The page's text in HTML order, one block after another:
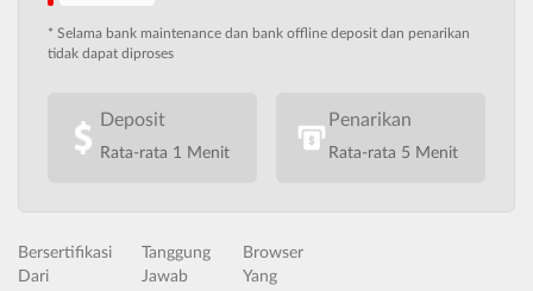
* Selama bank maintenance dan bank offline deposit dan penarikan
tidak dapat diproses
Deposit
Rata-rata 1 Menit
Penarikan
Rata-rata 5 Menit
Bersertifikasi
Dari
Tanggung
Jawab
Browser
Yang